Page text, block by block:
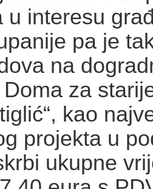
u interesu
pa je
na
za
kao
projekta u
ukupne